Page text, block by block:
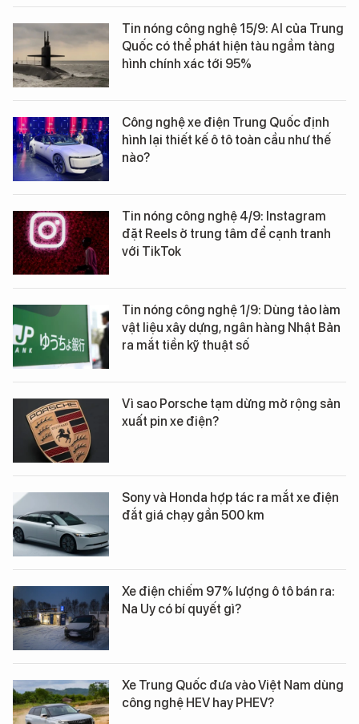
Tin nóng công nghệ 15/9: AI của Trung
Quốc có thể phát hiện tàu ngầm tàng
hình chính xác tới 95%
Công nghệ xe điện Trung Quốc định
hình lại thiết kế ô tô toàn cầu như thế
nào?
Tin nóng công nghệ 4/9: Instagram
đặt Reels ở trung tâm để cạnh tranh
với TikTok
Tin nóng công nghệ 1/9: Dùng tảo làm
vật liệu xây dựng, ngân hàng Nhật Bản
ra mắt tiền kỹ thuật số
Vì sao Porsche tạm dừng mở rộng sản
xuất pin xe điện?
Sony và Honda hợp tác ra mắt xe điện
đắt giá chạy gần 500 km
Xe điện chiếm 97% lượng ô tô bán ra:
Na Uy có bí quyết gì?
Xe Trung Quốc đưa vào Việt Nam dùng
công nghệ HEV hay PHEV?